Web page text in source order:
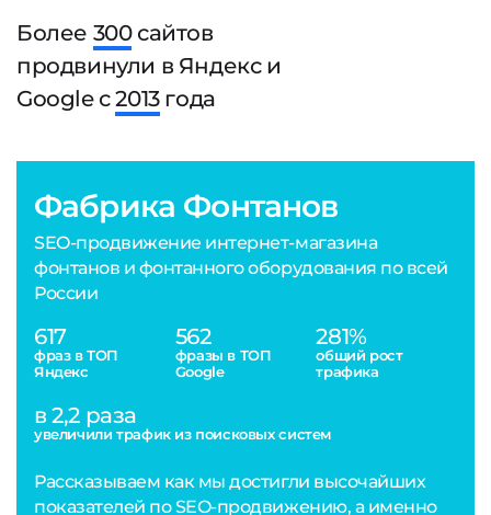
Более 300сайтов
продвинули в Яндекс и
Google с2013года
Фабрика Фонтанов
SEO-продвижение интернет-магазина
фонтанов и фонтанного оборудования по всей
России
617
фраз в ТОП
Яндекс
562
фразы в ТОП
Google
281%
общий рост
трафика
в 2,2 раза
увеличили трафик из поисковых систем
Рассказываем как мы достигли высочайших
показателей по SEO-продвижению, а именно